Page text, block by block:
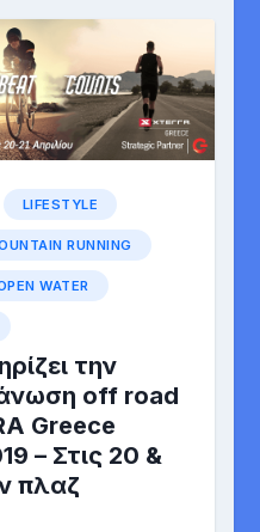
LIFESTYLE
RUNNING
WATER
την
off road
Greece
– Στις 20 &
πλαζ